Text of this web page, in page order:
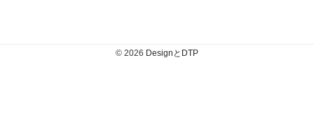
© 2026 DesignとDTP